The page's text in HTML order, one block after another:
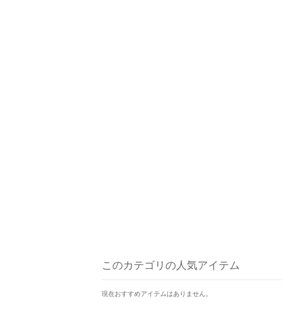
このカテゴリの人気アイテム
現在おすすめアイテムはありません。